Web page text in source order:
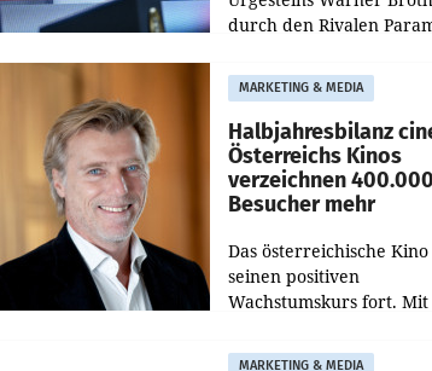
durch den Rivalen
Schwebe bleiben. Eine
Richterin setzte den
MARKETING & MEDIA
Halbjahresbilanz
Österreichs Kinos
verzeichnen 400.000
Besucher mehr
Das österreichische Kino
seinen positiven
Wachstumskurs fort.
und Besucher höheren
MARKETING & MEDIA